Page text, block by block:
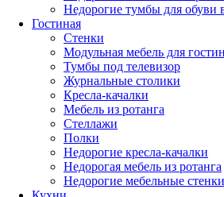
Недорогие тумбы для обуви
Гостиная
Стенки
Модульная мебель для
Тумбы под телевизор
Журнальные столики
Кресла-качалки
Мебель из ротанга
Стеллажи
Полки
Недорогие кресла-качалки
Недорогая мебель из ротанга
Недорогие мебельные стенки